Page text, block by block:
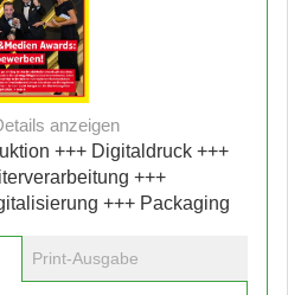
anzeigen
+++ Digitaldruck +++
+++
+++ Packaging
Print-Ausgabe